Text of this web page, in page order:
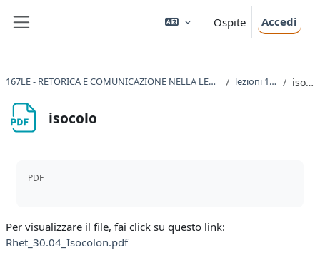
Ospite Accedi
167LE - RETORICA E COMUNICAZIONE NELLA LETTERATURA LATINA 2020 lezioni 15 e 16 isocolo
isocolo
PDF
Per visualizzare il file, fai click su questo link:
Rhet_30.04_Isocolon.pdf